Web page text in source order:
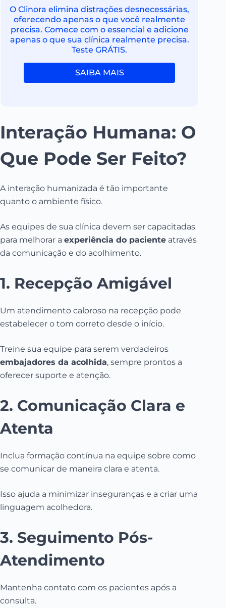
O Clinora elimina distrações desnecessárias,
oferecendo apenas o que você realmente
precisa. Comece com o essencial e adicione
apenas o que sua clínica realmente precisa.
Teste GRÁTIS.
SAIBA MAIS
Interação Humana: O
Que Pode Ser Feito?
A interação humanizada é tão importante
quanto o ambiente físico.
As equipes de sua clínica devem ser capacitadas
para melhorar a experiência do paciente através
da comunicação e do acolhimento.
1. Recepção Amigável
Um atendimento caloroso na recepção pode
estabelecer o tom correto desde o início.
Treine sua equipe para serem verdadeiros
embajadores da acolhida, sempre prontos a
oferecer suporte e atenção.
2. Comunicação Clara e
Atenta
Inclua formação contínua na equipe sobre como
se comunicar de maneira clara e atenta.
Isso ajuda a minimizar inseguranças e a criar uma
linguagem acolhedora.
3. Seguimento Pós-
Atendimento
Mantenha contato com os pacientes após a
consulta.